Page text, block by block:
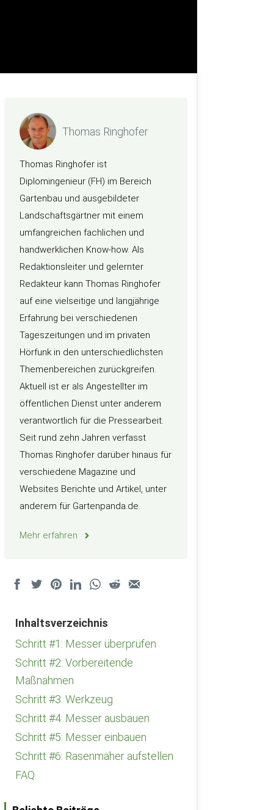
Thomas Ringhofer
Thomas Ringhofer ist
Diplomingenieur (FH) im Bereich
Gartenbau und ausgebildeter
Landschaftsgärtner mit einem
umfangreichen fachlichen und
handwerklichen Know-how. Als
Redaktionsleiter und gelernter
Redakteur kann Thomas Ringhofer
auf eine vielseitige und langjährige
Erfahrung bei verschiedenen
Tageszeitungen und im privaten
Hörfunk in den unterschiedlichsten
Themenbereichen zurückgreifen.
Aktuell ist er als Angestellter im
öffentlichen Dienst unter anderem
verantwortlich für die Pressearbeit.
Seit rund zehn Jahren verfasst
Thomas Ringhofer darüber hinaus für
verschiedene Magazine und
Websites Berichte und Artikel, unter
anderem für Gartenpanda.de.
Mehr erfahren
Inhaltsverzeichnis
Schritt #1: Messer überprüfen
Schritt #2: Vorbereitende
Maßnahmen
Schritt #3: Werkzeug
Schritt #4: Messer ausbauen
Schritt #5: Messer einbauen
Schritt #6: Rasenmäher aufstellen
FAQ